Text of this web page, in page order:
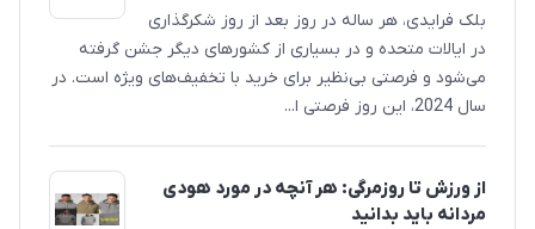
بلک فرایدی، هر ساله در روز بعد از روز شکرگذاری
در ایالات متحده و در بسیاری از کشورهای دیگر جشن گرفته
می‌شود و فرصتی بی‌نظیر برای خرید با تخفیف‌های ویژه است. در
سال 2024، این روز فرصتی ا...
از ورزش تا روزمرگی: هر آنچه در مورد هودی
مردانه باید بدانید